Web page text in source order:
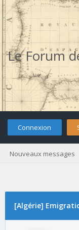
Le Forum
Connexion
Nouveaux messages
[Algérie]